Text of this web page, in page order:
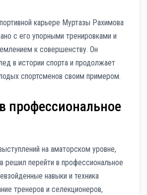
карьере Муртазы Рахимова
с его упорными тренировками и
к совершенству. Он
в истории спорта и продолжает
спортсменов своим примером.
профессиональное
на аматорском уровне,
решил перейти в профессиональное
навыки и техника
тренеров и селекционеров,